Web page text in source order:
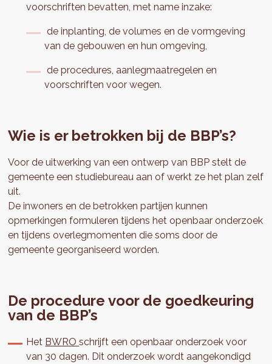
voorschriften bevatten, met name inzake:
de inplanting, de volumes en de vormgeving
van de gebouwen en hun omgeving,
de procedures, aanlegmaatregelen en
voorschriften voor wegen.
Wie is er betrokken bij de BBP’s?
Voor de uitwerking van een ontwerp van BBP stelt de
gemeente een studiebureau aan of werkt ze het plan zelf
uit.
De inwoners en de betrokken partijen kunnen
opmerkingen formuleren tijdens het openbaar onderzoek
en tijdens overlegmomenten die soms door de
gemeente georganiseerd worden.
De procedure voor de goedkeuring
van de BBP’s
Het BWROschrijft een openbaar onderzoek voor
van 30 dagen. Dit onderzoek wordt aangekondigd